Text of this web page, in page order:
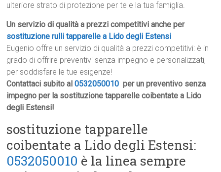
ulteriore strato di protezione per te e la tua famiglia.
Un servizio di qualità a prezzi competitivi anche per
sostituzione rulli tapparelle a Lido degli Estensi
Eugenio offre un servizio di qualità a prezzi competitivi: è in
grado di offrire preventivi senza impegno e personalizzati,
per soddisfare le tue esigenze!
Contattaci subito al0532050010 per un preventivo senza
impegno per la sostituzione tapparelle coibentate a Lido
degli Estensi!
sostituzione tapparelle
coibentate a Lido degli Estensi:
0532050010 è la linea sempre